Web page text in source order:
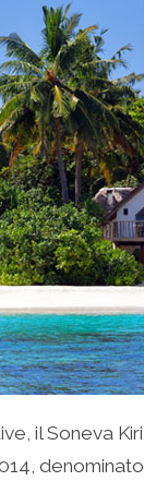
il Soneva
denominato